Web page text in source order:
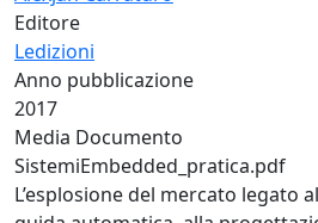
Editore
Ledizioni
Anno pubblicazione
2017
Media Documento
SistemiEmbedded_pratica.pdf
L’esplosione del mercato legato